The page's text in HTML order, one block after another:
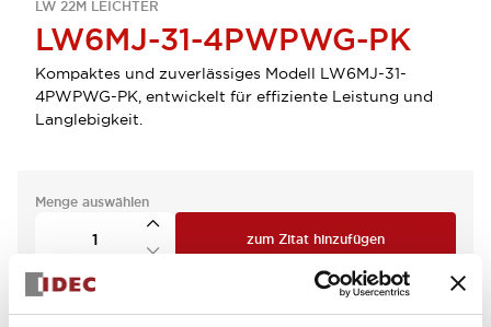
LW 22M LEICHTER
LW6MJ-31-4PWPWG-PK
Kompaktes und zuverlässiges Modell LW6MJ-31-
4PWPWG-PK, entwickelt für effiziente Leistung und
Langlebigkeit.
Menge auswählen
zum Zitat hinzufügen